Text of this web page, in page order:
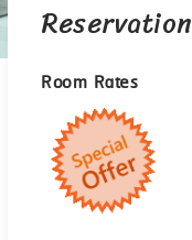
Reservation
Room Rates